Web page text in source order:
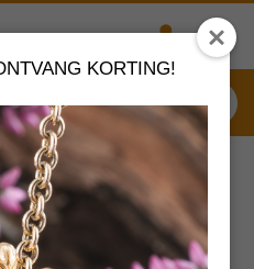
KORTING!